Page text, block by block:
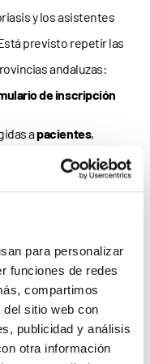
para personalizar
funciones de redes
compartimos
del sitio web con
publicidad y análisis
otra información
y los asistentes
previsto repetir las
andaluzas:
de inscripción
apacientes,
asistencia eslibre y
electrónico
–desde las18:00 horas–
aSevilla(8 de octubre),